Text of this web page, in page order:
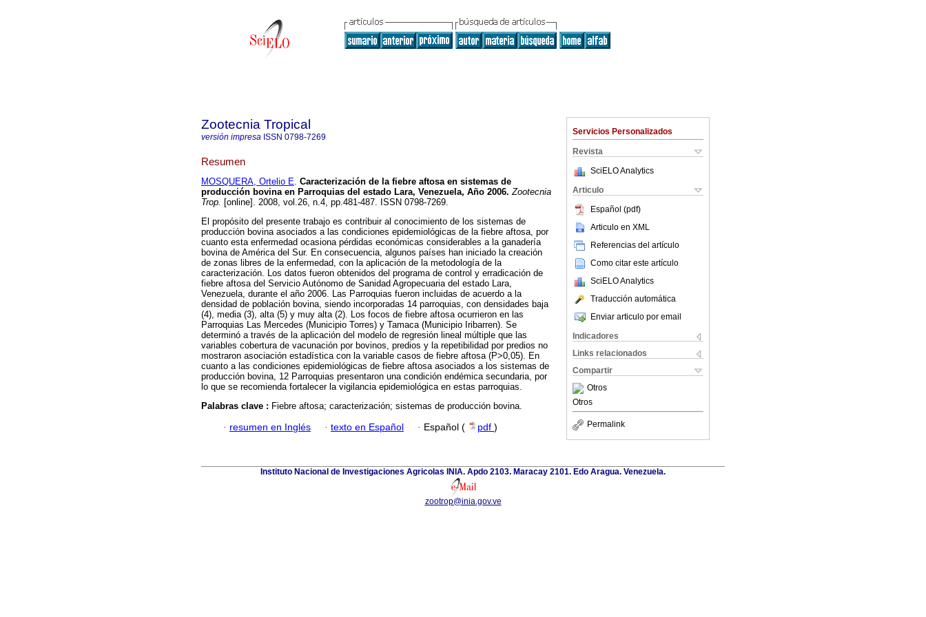
Servicios Personalizados
Revista
SciELO Analytics
Articulo
Español (pdf)
Articulo en XML
Referencias del artículo
Como citar este artículo
SciELO Analytics
Traducción automática
Enviar articulo por email
Indicadores
Links relacionados
Compartir
Otros
Otros
Permalink
Zootecnia Tropical
versión impresa ISSN 0798-7269
Resumen
MOSQUERA, Ortelio E. Caracterización de la fiebre aftosa en sistemas de
producción bovina en Parroquias del estado Lara, Venezuela, Año 2006. Zootecnia
Trop. [online]. 2008, vol.26, n.4, pp.481-487. ISSN 0798-7269.
El propósito del presente trabajo es contribuir al conocimiento de los sistemas de
producción bovina asociados a las condiciones epidemiológicas de la fiebre aftosa, por
cuanto esta enfermedad ocasiona pérdidas económicas considerables a la ganadería
bovina de América del Sur. En consecuencia, algunos países han iniciado la creación
de zonas libres de la enfermedad, con la aplicación de la metodología de la
caracterización. Los datos fueron obtenidos del programa de control y erradicación de
fiebre aftosa del Servicio Autónomo de Sanidad Agropecuaria del estado Lara,
Venezuela, durante el año 2006. Las Parroquias fueron incluidas de acuerdo a la
densidad de población bovina, siendo incorporadas 14 parroquias, con densidades baja
(4), media (3), alta (5) y muy alta (2). Los focos de fiebre aftosa ocurrieron en las
Parroquias Las Mercedes (Municipio Torres) y Tamaca (Municipio Iribarren). Se
determinó a través de la aplicación del modelo de regresión lineal múltiple que las
variables cobertura de vacunación por bovinos, predios y la repetibilidad por predios no
mostraron asociación estadística con la variable casos de fiebre aftosa (P>0,05). En
cuanto a las condiciones epidemiológicas de fiebre aftosa asociados a los sistemas de
producción bovina, 12 Parroquias presentaron una condición endémica secundaria, por
lo que se recomienda fortalecer la vigilancia epidemiológica en estas parroquias.
Palabras clave : Fiebre aftosa; caracterización; sistemas de producción bovina.
· resumen en Inglés · texto en Español · Español ( pdf )
Instituto Nacional de Investigaciones Agricolas INIA. Apdo 2103. Maracay 2101. Edo Aragua. Venezuela.
zootrop@inia.gov.ve